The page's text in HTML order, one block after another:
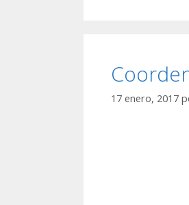
17 enero, 2017